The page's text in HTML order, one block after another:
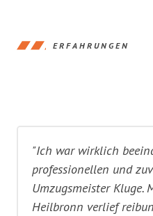
ERFAHRUNGEN
"Ich war wirklich
professionellen und
Umzugsmeister
Heilbronn verlief